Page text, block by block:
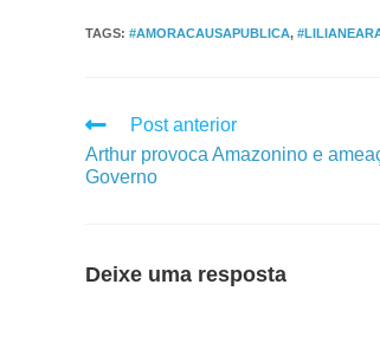
TAGS: #AMORACAUSAPUBLICA,
Post anterior
Arthur provoca Amazonino e
Governo
Deixe uma resposta